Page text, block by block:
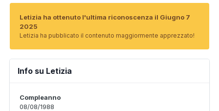
Letizia ha ottenuto l'ultima riconoscenza il Giugno 7
2025
Letizia ha pubblicato il contenuto maggiormente apprezzato!
Info su Letizia
Compleanno
08/08/1988